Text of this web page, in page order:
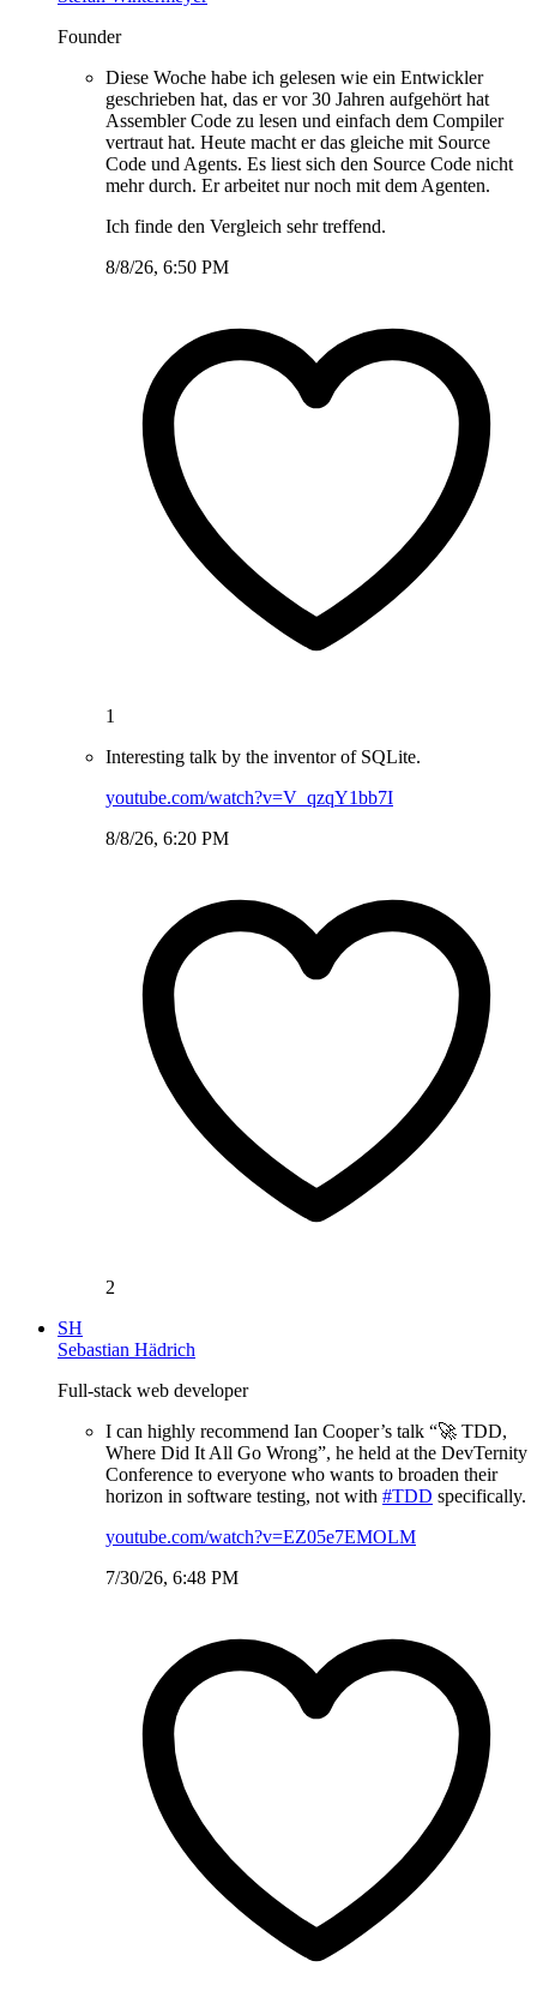
Founder
Diese Woche habe ich gelesen wie ein Entwickler
geschrieben hat, das er vor 30 Jahren aufgehört hat
Assembler Code zu lesen und einfach dem Compiler
vertraut hat. Heute macht er das gleiche mit Source
Code und Agents. Es liest sich den Source Code nicht
mehr durch. Er arbeitet nur noch mit dem Agenten.
Ich finde den Vergleich sehr treffend.
8/8/26, 6:50 PM
1
Interesting talk by the inventor of SQLite.
youtube.com/watch?v=V_qzqY1bb7I
8/8/26, 6:20 PM
2
SH
Sebastian Hädrich
Full-stack web developer
I can highly recommend Ian Cooper’s talk “🚀 TDD,
Where Did It All Go Wrong”, he held at the DevTernity
Conference to everyone who wants to broaden their
horizon in software testing, not with #TDD specifically.
youtube.com/watch?v=EZ05e7EMOLM
7/30/26, 6:48 PM